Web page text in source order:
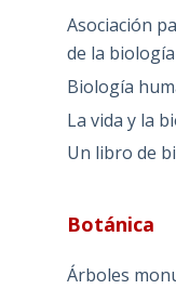
Asociación
de la biología
Biología
La vida y la
Un libro de
Botánica
Árboles